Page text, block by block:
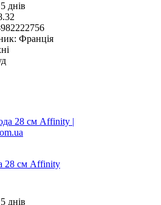
днів
Франція
28 см Affinity
днів